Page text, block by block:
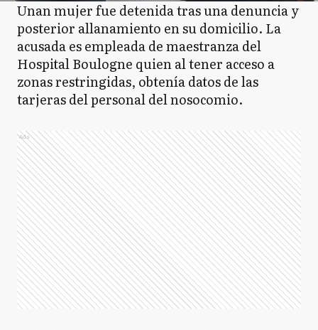
Unan mujer fue detenida tras una denuncia y
posterior allanamiento en su domicilio. La
acusada es empleada de maestranza del
Hospital Boulogne quien al tener acceso a
zonas restringidas, obtenía datos de las
tarjeras del personal del nosocomio.
Ads